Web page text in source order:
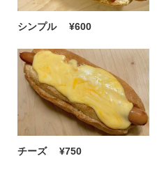
シンプル ¥600
チーズ ¥750